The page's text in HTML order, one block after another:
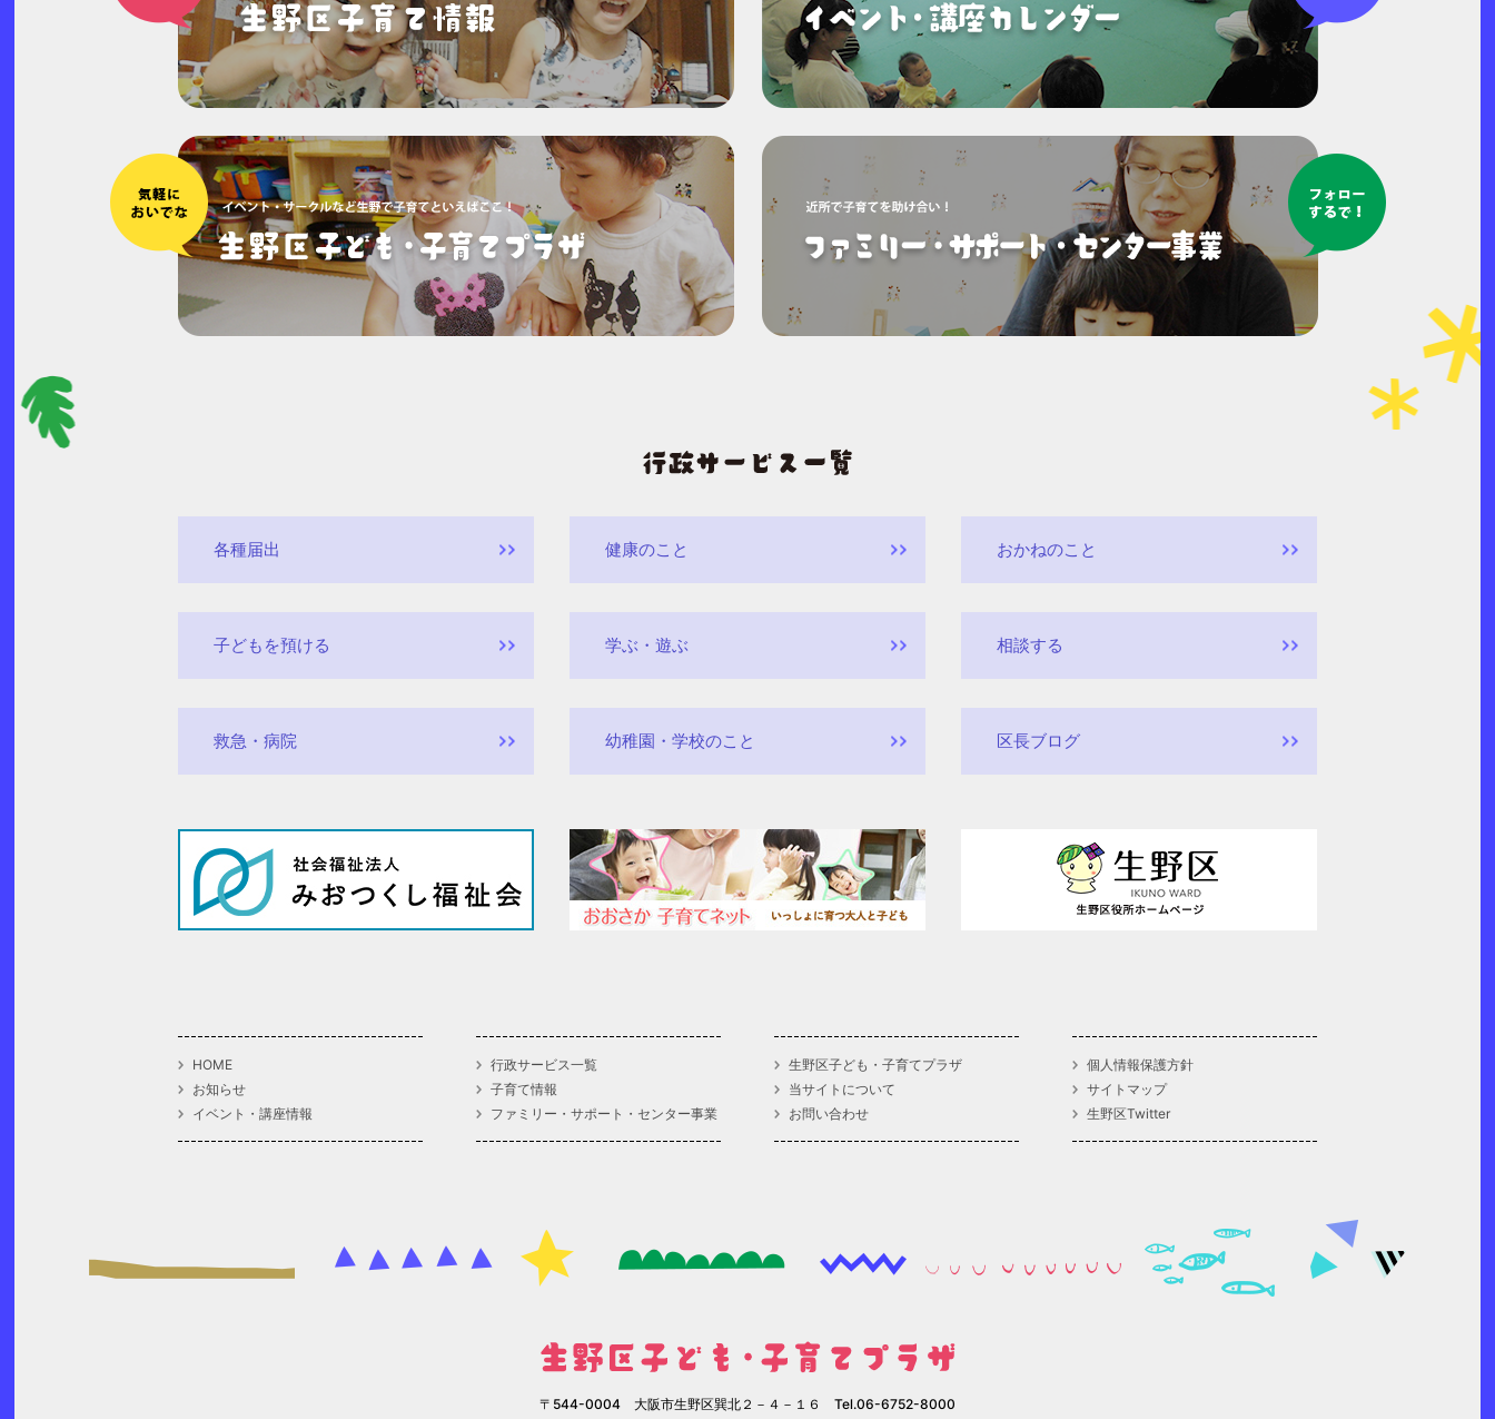
各種届出 健康のこと おかねのこと
子どもを預ける 学ぶ・遊ぶ 相談する
救急・病院 幼稚園・学校のこと 区長ブログ
HOME
お知らせ
イベント・講座情報
行政サービス一覧
子育て情報
ファミリー・サポート・センター事業
生野区子ども・子育てプラザ
当サイトについて
お問い合わせ
個人情報保護方針
サイトマップ
生野区Twitter
〒544-0004 大阪市生野区巽北２－４－１６ Tel.06-6752-8000